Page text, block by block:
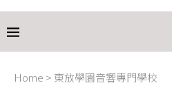
Home > 東放學園音響專門學校